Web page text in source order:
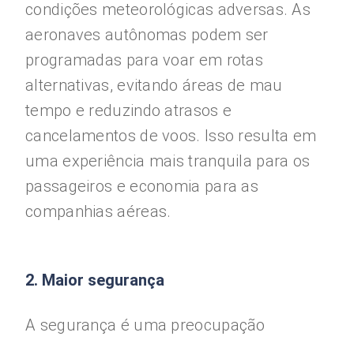
condições meteorológicas adversas. As
aeronaves autônomas podem ser
programadas para voar em rotas
alternativas, evitando áreas de mau
tempo e reduzindo atrasos e
cancelamentos de voos. Isso resulta em
uma experiência mais tranquila para os
passageiros e economia para as
companhias aéreas.
2. Maior segurança
A segurança é uma preocupação